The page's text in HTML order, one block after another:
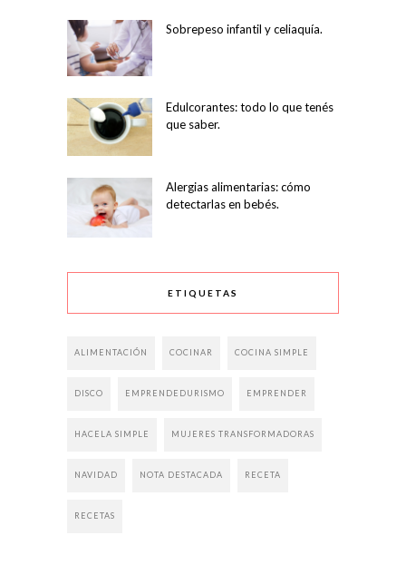
Sobrepeso infantil y celiaquía.
Edulcorantes: todo lo que tenés
que saber.
Alergias alimentarias: cómo
detectarlas en bebés.
ETIQUETAS
ALIMENTACIÓN COCINAR COCINA SIMPLE
DISCO EMPRENDEDURISMO EMPRENDER
HACELA SIMPLE MUJERES TRANSFORMADORAS
NAVIDAD NOTA DESTACADA RECETA
RECETAS